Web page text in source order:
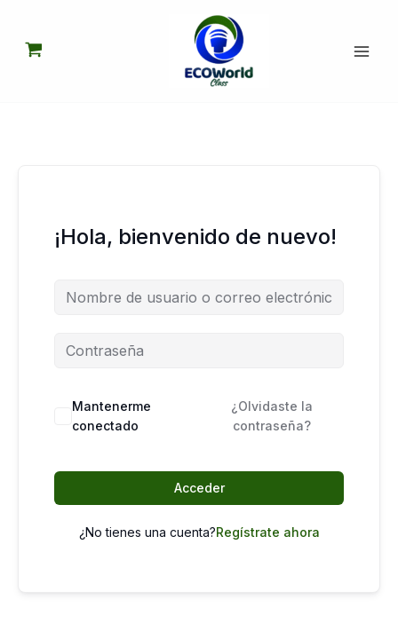
contenido
¡Hola, bienvenido de nuevo!
Mantenerme
conectado
¿Olvidaste la
contraseña?
Acceder
¿No tienes una cuenta?Regístrate ahora